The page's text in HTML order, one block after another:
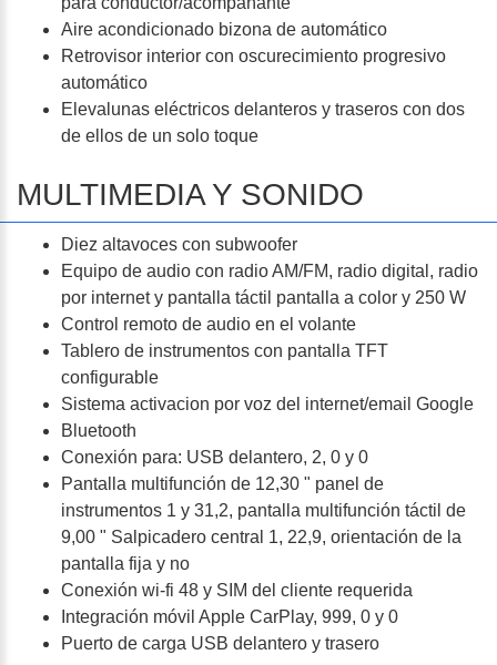
Aire acondicionado bizona de automático
Retrovisor interior con oscurecimiento progresivo
automático
Elevalunas eléctricos delanteros y traseros con dos
de ellos de un solo toque
MULTIMEDIA Y SONIDO
Diez altavoces con subwoofer
Equipo de audio con radio AM/FM, radio digital, radio
por internet y pantalla táctil pantalla a color y 250 W
Control remoto de audio en el volante
Tablero de instrumentos con pantalla TFT
configurable
Sistema activacion por voz del internet/email Google
Bluetooth
Conexión para: USB delantero, 2, 0 y 0
Pantalla multifunción de 12,30 " panel de
instrumentos 1 y 31,2, pantalla multifunción táctil de
9,00 " Salpicadero central 1, 22,9, orientación de la
pantalla fija y no
Conexión wi-fi 48 y SIM del cliente requerida
Integración móvil Apple CarPlay, 999, 0 y 0
Puerto de carga USB delantero y trasero